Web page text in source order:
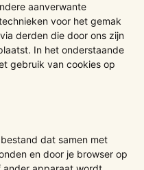
aanverwante
voor het gemak
derden die door ons zijn
In het onderstaande
gebruik van cookies op
dat samen met
en door je browser op